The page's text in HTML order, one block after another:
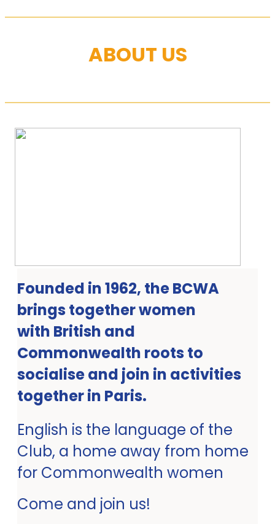
ABOUT US
Founded in 1962, the BCWA
brings together women
with British and
Commonwealth roots to
socialise and join in activities
together in Paris.
English is the language of the
Club, a home away from home
for Commonwealth women
Come and join us!